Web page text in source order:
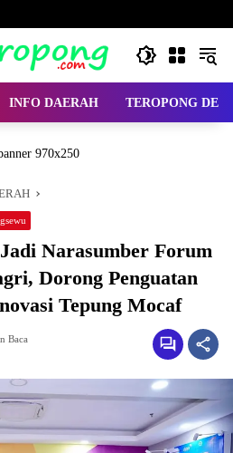
INFO DAERAH TEROPONG
Narasumber Forum
Dorong Penguatan
Tepung Mocaf
Baca